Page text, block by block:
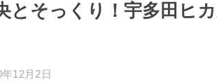
とそっくり！宇多田ヒ
年12月2日